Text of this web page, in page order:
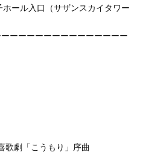
ール入口（サザンスカイタワー
ーーーーーーーーーーーーーー
歌劇「こうもり」序曲